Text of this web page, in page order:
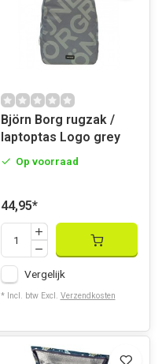
Björn Borg rugzak /
laptoptas Logo grey
Op voorraad
44,95*
Vergelijk
* Incl. btw Excl. Verzendkosten